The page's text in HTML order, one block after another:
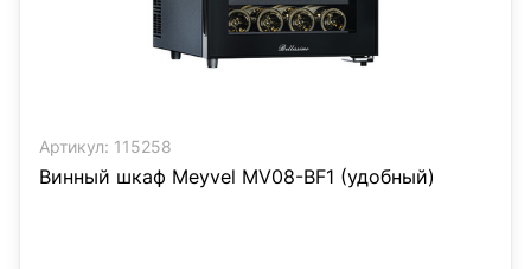
Артикул: 115258
Винный шкаф Meyvel MV08-BF1 (удобный)